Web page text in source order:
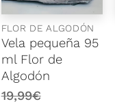
FLOR DE ALGODÓN
Vela pequeña 95
ml Flor de
Algodón
19,99€